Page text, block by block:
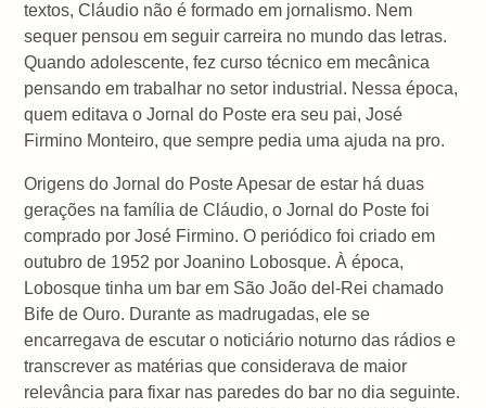
textos, Cláudio não é formado em jornalismo. Nem
sequer pensou em seguir carreira no mundo das letras.
Quando adolescente, fez curso técnico em mecânica
pensando em trabalhar no setor industrial. Nessa época,
quem editava o Jornal do Poste era seu pai, José
Firmino Monteiro, que sempre pedia uma ajuda na pro.
Origens do Jornal do Poste Apesar de estar há duas
gerações na família de Cláudio, o Jornal do Poste foi
comprado por José Firmino. O periódico foi criado em
outubro de 1952 por Joanino Lobosque. À época,
Lobosque tinha um bar em São João del-Rei chamado
Bife de Ouro. Durante as madrugadas, ele se
encarregava de escutar o noticiário noturno das rádios e
transcrever as matérias que considerava de maior
relevância para fixar nas paredes do bar no dia seguinte.